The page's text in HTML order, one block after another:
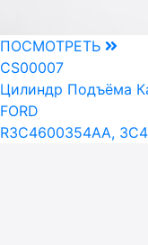
ПОСМОТРЕТЬ
CS00007
Цилиндр Подъёма
FORD
R3C4600354AA,